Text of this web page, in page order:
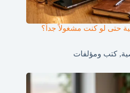
حتى لو كنت مشغولاً جداً؟
, كتب ومؤلفات